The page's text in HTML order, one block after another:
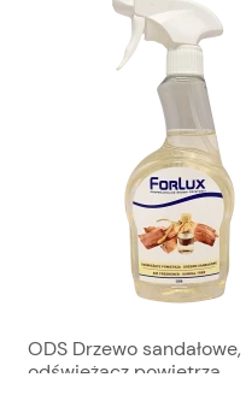
ODS Drzewo sandałowe,
odświeżacz powietrza